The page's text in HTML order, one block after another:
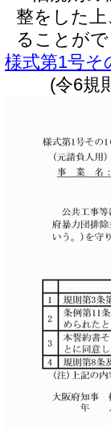
整をした
ることが
様式第1号そ
(令6規